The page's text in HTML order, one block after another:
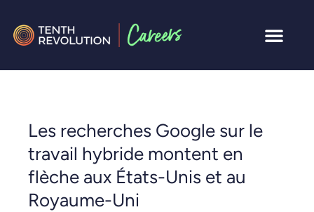
Les recherches Google sur le
travail hybride montent en
flèche aux États-Unis et au
Royaume-Uni